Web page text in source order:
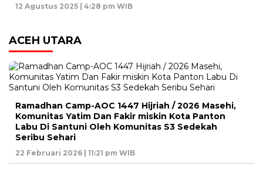
12 Agustus 2025 | 4:28 pm WIB
ACEH UTARA
Ramadhan Camp-AOC 1447 Hijriah / 2026 Masehi,
Komunitas Yatim Dan Fakir miskin Kota Panton
Labu Di Santuni Oleh Komunitas S3 Sedekah
Seribu Sehari
22 Februari 2026 | 11:21 pm WIB